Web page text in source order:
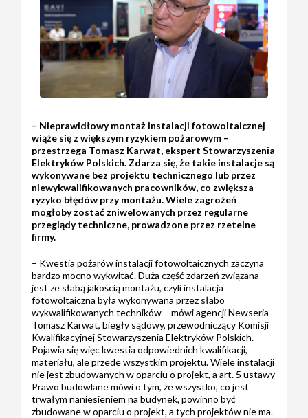
– Nieprawidłowy montaż instalacji fotowoltaicznej
wiąże się z większym ryzykiem pożarowym –
przestrzega Tomasz Karwat, ekspert Stowarzyszenia
Elektryków Polskich. Zdarza się, że takie instalacje są
wykonywane bez projektu technicznego lub przez
niewykwalifikowanych pracowników, co zwiększa
ryzyko błędów przy montażu. Wiele zagrożeń
mogłoby zostać zniwelowanych przez regularne
przeglądy techniczne, prowadzone przez rzetelne
firmy.
– Kwestia pożarów instalacji fotowoltaicznych zaczyna
bardzo mocno wykwitać. Duża część zdarzeń związana
jest ze słabą jakością montażu, czyli instalacja
fotowoltaiczna była wykonywana przez słabo
wykwalifikowanych techników – mówi agencji Newseria
Tomasz Karwat, biegły sądowy, przewodniczący Komisji
Kwalifikacyjnej Stowarzyszenia Elektryków Polskich. –
Pojawia się więc kwestia odpowiednich kwalifikacji,
materiału, ale przede wszystkim projektu. Wiele instalacji
nie jest zbudowanych w oparciu o projekt, a art. 5 ustawy
Prawo budowlane mówi o tym, że wszystko, co jest
trwałym naniesieniem na budynek, powinno być
zbudowane w oparciu o projekt, a tych projektów nie ma.